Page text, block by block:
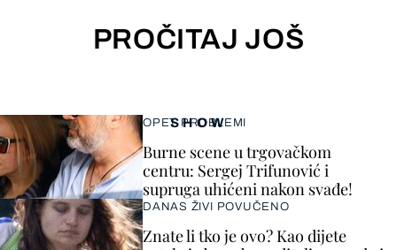
PROČITAJ JOŠ
SHOW
OPET PROBLEMI
Burne scene u trgovačkom
centru: Sergej Trifunović i
supruga uhićeni nakon svađe!
DANAS ŽIVI POVUČENO
Znate li tko je ovo? Kao dijete